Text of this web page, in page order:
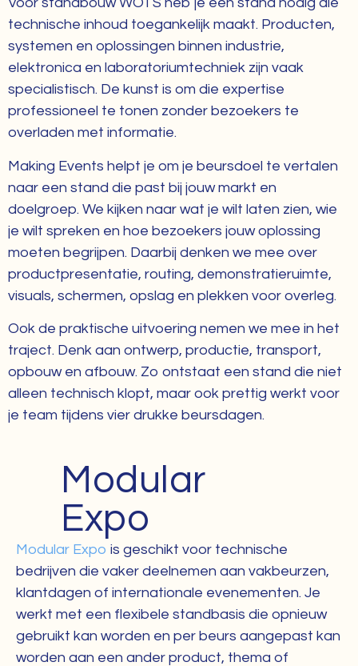
Voor standbouw WOTS heb je een stand nodig die
technische inhoud toegankelijk maakt. Producten,
systemen en oplossingen binnen industrie,
elektronica en laboratoriumtechniek zijn vaak
specialistisch. De kunst is om die expertise
professioneel te tonen zonder bezoekers te
overladen met informatie.
Making Events helpt je om je beursdoel te vertalen
naar een stand die past bij jouw markt en
doelgroep. We kijken naar wat je wilt laten zien, wie
je wilt spreken en hoe bezoekers jouw oplossing
moeten begrijpen. Daarbij denken we mee over
productpresentatie, routing, demonstratieruimte,
visuals, schermen, opslag en plekken voor overleg.
Ook de praktische uitvoering nemen we mee in het
traject. Denk aan ontwerp, productie, transport,
opbouw en afbouw. Zo ontstaat een stand die niet
alleen technisch klopt, maar ook prettig werkt voor
je team tijdens vier drukke beursdagen.
Modular
Expo
Modular Expo is geschikt voor technische
bedrijven die vaker deelnemen aan vakbeurzen,
klantdagen of internationale evenementen. Je
werkt met een flexibele standbasis die opnieuw
gebruikt kan worden en per beurs aangepast kan
worden aan een ander product, thema of